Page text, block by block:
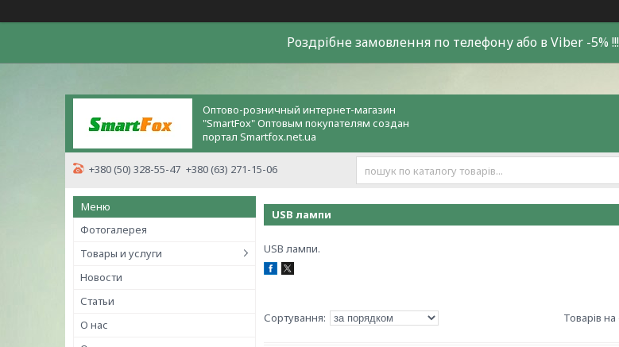
Роздрiбне замовлення по телефону або в Viber -5% !!!
Оптово-розничный интернет-магазин
"SmartFox" Оптовым покупателям создан
портал Smartfox.net.ua
+380 (50) 328-55-47 +380 (63) 271-15-06
Фотогалерея
Товары и услуги
Новости
Статьи
О нас
USB лампи
USB лампи.